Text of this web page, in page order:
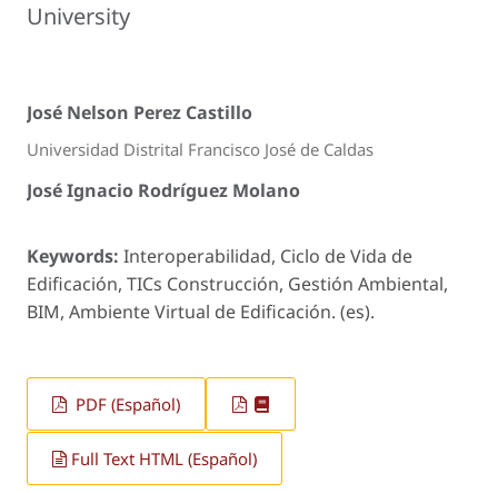
University
José Nelson Perez Castillo
Universidad Distrital Francisco José de Caldas
José Ignacio Rodríguez Molano
Keywords: Interoperabilidad, Ciclo de Vida de
Edificación, TICs Construcción, Gestión Ambiental,
BIM, Ambiente Virtual de Edificación. (es).
PDF (Español)
Full Text HTML (Español)